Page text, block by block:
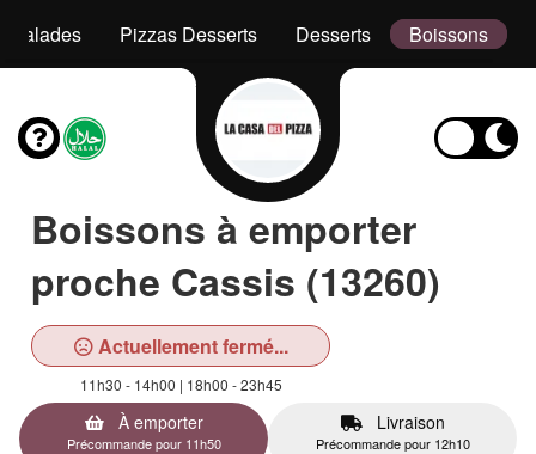
Salades Pizzas Desserts Desserts Boissons
Boissons à emporter
proche Cassis (13260)
Actuellement fermé...
11h30 - 14h00 | 18h00 - 23h45
À emporter
Précommande pour 11h50
Livraison
Précommande pour 12h10